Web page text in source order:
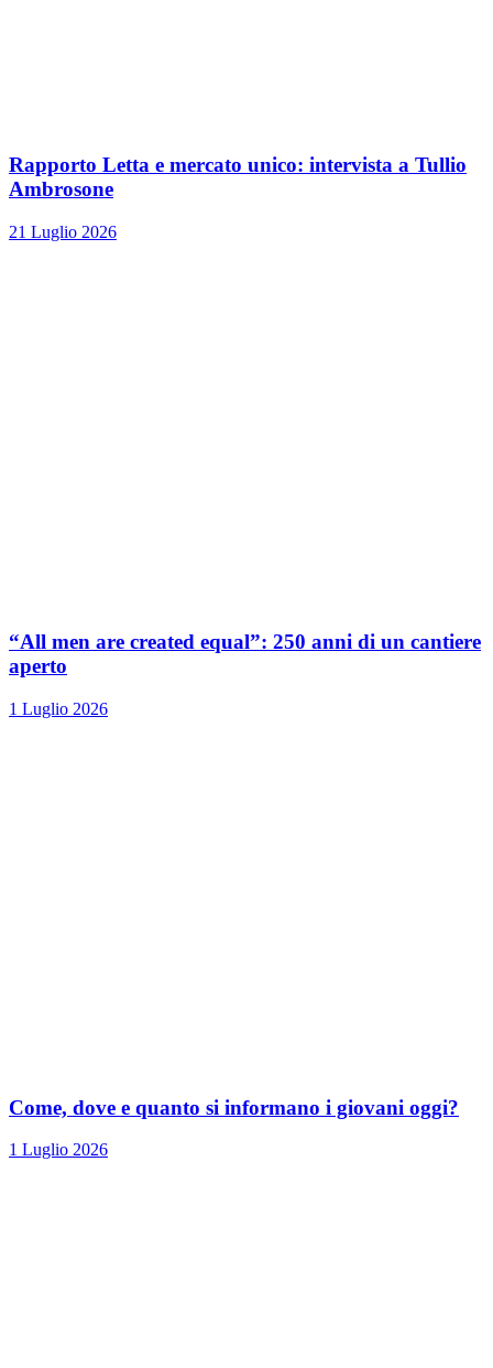
Rapporto Letta e mercato unico: intervista a Tullio
Ambrosone
21 Luglio 2026
“All men are created equal”: 250 anni di un cantiere
aperto
1 Luglio 2026
Come, dove e quanto si informano i giovani oggi?
1 Luglio 2026